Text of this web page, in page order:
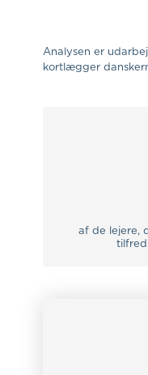
Analysen er
kortlægger
af de lejere,